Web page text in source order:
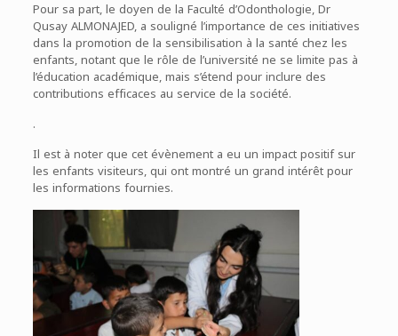
Pour sa part, le doyen de la Faculté d’Odonthologie, Dr
Qusay ALMONAJED, a souligné l’importance de ces initiatives
dans la promotion de la sensibilisation à la santé chez les
enfants, notant que le rôle de l’université ne se limite pas à
l’éducation académique, mais s’étend pour inclure des
contributions efficaces au service de la société.
.
Il est à noter que cet évènement a eu un impact positif sur
les enfants visiteurs, qui ont montré un grand intérêt pour
les informations fournies.